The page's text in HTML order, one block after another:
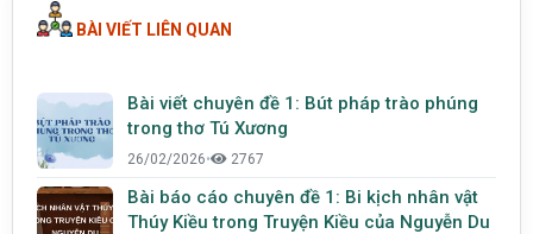
BÀI VIẾT LIÊN QUAN
Bài viết chuyên đề 1: Bút pháp trào phúng
trong thơ Tú Xương
26/02/2026• 2767
Bài báo cáo chuyên đề 1: Bi kịch nhân vật
Thúy Kiều trong Truyện Kiều của Nguyễn Du